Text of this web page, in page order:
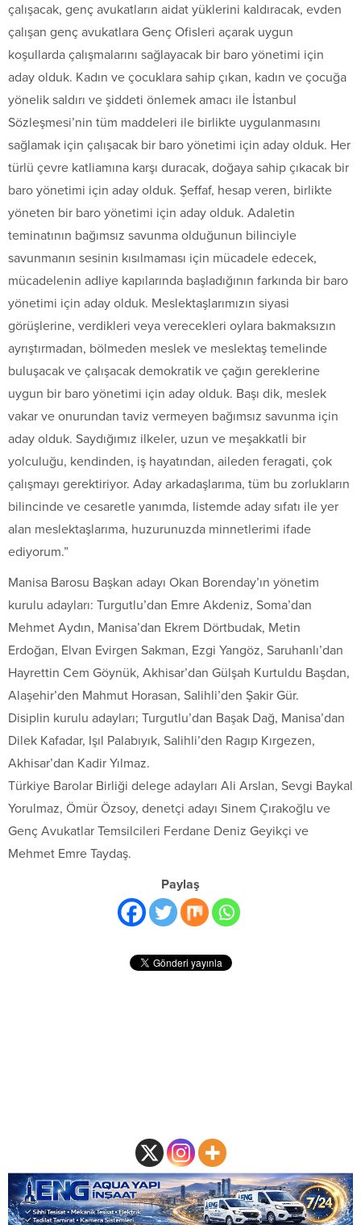
çalışacak, genç avukatların aidat yüklerini kaldıracak, evden
çalışan genç avukatlara Genç Ofisleri açarak uygun
koşullarda çalışmalarını sağlayacak bir baro yönetimi için
aday olduk. Kadın ve çocuklara sahip çıkan, kadın ve çocuğa
yönelik saldırı ve şiddeti önlemek amacı ile İstanbul
Sözleşmesi’nin tüm maddeleri ile birlikte uygulanmasını
sağlamak için çalışacak bir baro yönetimi için aday olduk. Her
türlü çevre katliamına karşı duracak, doğaya sahip çıkacak bir
baro yönetimi için aday olduk. Şeffaf, hesap veren, birlikte
yöneten bir baro yönetimi için aday olduk. Adaletin
teminatının bağımsız savunma olduğunun bilinciyle
savunmanın sesinin kısılmaması için mücadele edecek,
mücadelenin adliye kapılarında başladığının farkında bir baro
yönetimi için aday olduk. Meslektaşlarımızın siyasi
görüşlerine, verdikleri veya verecekleri oylara bakmaksızın
ayrıştırmadan, bölmeden meslek ve meslektaş temelinde
buluşacak ve çalışacak demokratik ve çağın gereklerine
uygun bir baro yönetimi için aday olduk. Başı dik, meslek
vakar ve onurundan taviz vermeyen bağımsız savunma için
aday olduk. Saydığımız ilkeler, uzun ve meşakkatli bir
yolculuğu, kendinden, iş hayatından, aileden feragati, çok
çalışmayı gerektiriyor. Aday arkadaşlarıma, tüm bu zorlukların
bilincinde ve cesaretle yanımda, listemde aday sıfatı ile yer
alan meslektaşlarıma, huzurunuzda minnetlerimi ifade
ediyorum.”
Manisa Barosu Başkan adayı Okan Borenday’ın yönetim
kurulu adayları: Turgutlu’dan Emre Akdeniz, Soma’dan
Mehmet Aydın, Manisa’dan Ekrem Dörtbudak, Metin
Erdoğan, Elvan Evirgen Sakman, Ezgi Yangöz, Saruhanlı’dan
Hayrettin Cem Göynük, Akhisar’dan Gülşah Kurtuldu Başdan,
Alaşehir’den Mahmut Horasan, Salihli’den Şakir Gür.
Disiplin kurulu adayları; Turgutlu’dan Başak Dağ, Manisa’dan
Dilek Kafadar, Işıl Palabıyık, Salihli’den Ragıp Kırgezen,
Akhisar’dan Kadir Yılmaz.
Türkiye Barolar Birliği delege adayları Ali Arslan, Sevgi Baykal
Yorulmaz, Ömür Özsoy, denetçi adayı Sinem Çırakoğlu ve
Genç Avukatlar Temsilcileri Ferdane Deniz Geyikçi ve
Mehmet Emre Taydaş.
Paylaş